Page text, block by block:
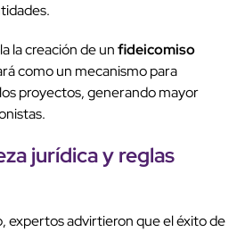
la creación de unfideicomiso
como un mecanismo para
proyectos, generando mayor
jurídica y reglas
expertos advirtieron que el éxito de